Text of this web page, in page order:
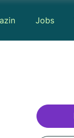
Jobs